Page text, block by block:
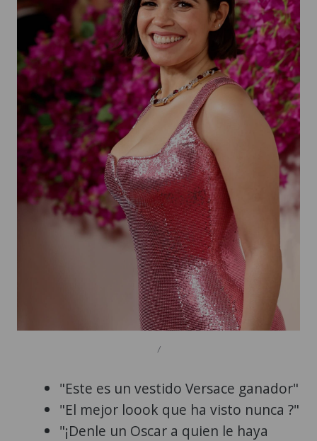
/
"Este es un vestido Versace ganador"
"El mejor loook que ha visto nunca ?"
"¡Denle un Oscar a quien le haya